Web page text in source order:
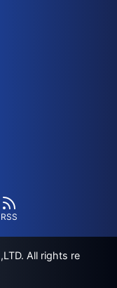
RSS
All rights re